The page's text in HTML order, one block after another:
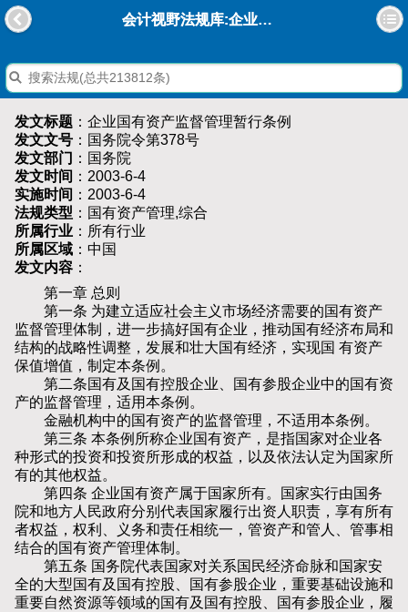
会计视野法规库:企业国有资产监督管理暂行条例
发文标题 ：企业国有资产监督管理暂行条例
发文文号 ：国务院令第378号
发文部门 ：国务院
发文时间 ：2003-6-4
实施时间 ：2003-6-4
法规类型 ：国有资产管理,综合
所属行业 ：所有行业
所属区域 ：中国
发文内容 ：
第一章 总则
第一条 为建立适应社会主义市场经济需要的国有资产
监督管理体制，进一步搞好国有企业，推动国有经济布局和
结构的战略性调整，发展和壮大国有经济，实现国 有资产
保值增值，制定本条例。
第二条国有及国有控股企业、国有参股企业中的国有资
产的监督管理，适用本条例。
金融机构中的国有资产的监督管理，不适用本条例。
第三条 本条例所称企业国有资产，是指国家对企业各
种形式的投资和投资所形成的权益，以及依法认定为国家所
有的其他权益。
第四条 企业国有资产属于国家所有。国家实行由国务
院和地方人民政府分别代表国家履行出资人职责，享有所有
者权益，权利、义务和责任相统一，管资产和管人、管事相
结合的国有资产管理体制。
第五条 国务院代表国家对关系国民经济命脉和国家安
全的大型国有及国有控股、国有参股企业，重要基础设施和
重要自然资源等领域的国有及国有控股、国有参股企业，履